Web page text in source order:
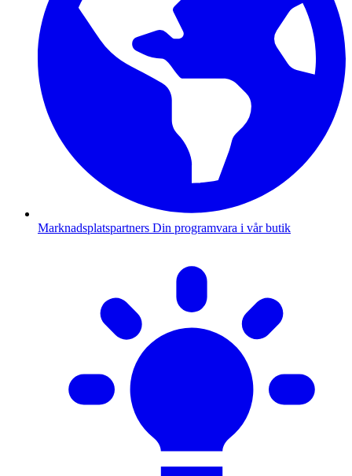
Marknadsplatspartners Din programvara i vår butik